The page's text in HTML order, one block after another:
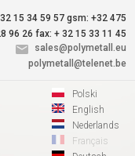
15 34 59 57 gsm: +32 475
96 26 fax: + 32 15 33 11 45
sales@polymetall.eu
polymetall@telenet.be
Polski
English
Nederlands
Français